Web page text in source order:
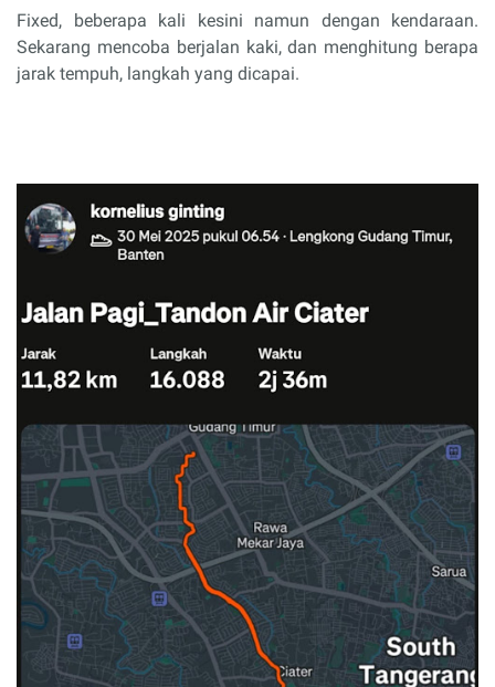
Fixed, beberapa kali kesini namun dengan kendaraan.
Sekarang mencoba berjalan kaki, dan menghitung berapa
jarak tempuh, langkah yang dicapai.